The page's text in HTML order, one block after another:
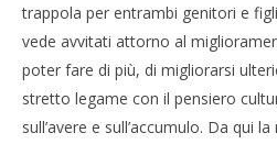
trappola per entrambi genitori e
vede avvitati attorno al
poter fare di più, di migliorarsi
stretto legame con il pensiero
sull’avere e sull’accumulo. Da qui